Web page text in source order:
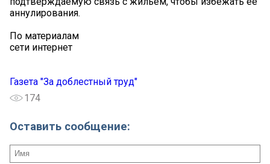
аннулирования.
По материалам
сети интернет
Газета "За доблестный труд"
174
Оставить сообщение: